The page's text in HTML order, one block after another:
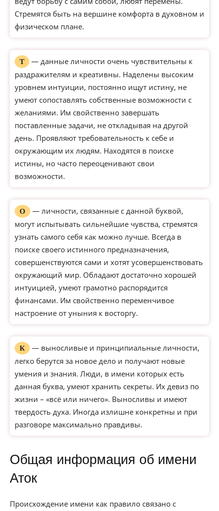
Стремятся быть на вершине комфорта в духовном и
физическом плане.
Т
— данные личности очень чувствительны к
раздражителям и креативны. Наделены высоким
уровнем интуиции, постоянно ищут истину, не
умеют сопоставлять собственные возможности с
желаниями. Им свойственно завершать
поставленные задачи, не откладывая на другой
день. Проявляют требовательность к себе и
окружающим их людям. Находятся в поиске
истины, но часто переоценивают свои
возможности.
О
— личности, связанные с данной буквой,
могут испытывать сильнейшие чувства, стремятся
узнать самого себя как можно лучше. Всегда в
поиске своего истинного предназначения,
совершенствуются сами и хотят усовершенствовать
окружающий мир. Обладают достаточно хорошей
интуицией, умеют грамотно распорядится
финансами. Им свойственно переменчивое
настроение от уныния к восторгу.
К
— выносливые и принципиальные личности,
легко берутся за новое дело и получают новые
умения и знания. Люди, в имени которых есть
данная буква, умеют хранить секреты. Их девиз по
жизни – «всё или ничего». Выносливы и имеют
твердость духа. Иногда излишне конкретны и при
разговоре максимально правдивы.
Общая информация об имени
Аток
Происхождение имени как правило связано с